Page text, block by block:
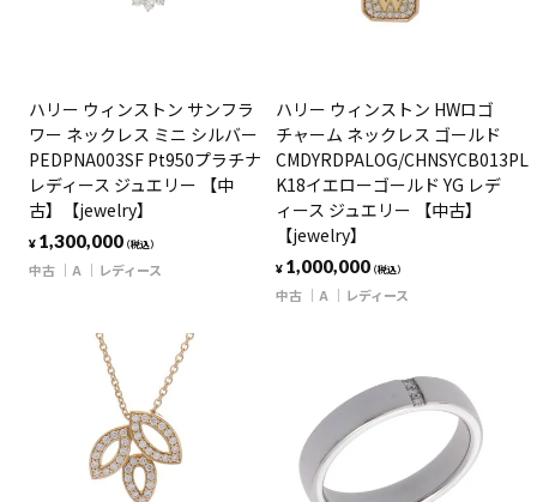
ハリー ウィンストン サンフラ
ワー ネックレス ミニ シルバー
PEDPNA003SF Pt950プラチナ
レディース ジュエリー 【中
古】【jewelry】
¥ 1,300,000（税込）
中古 A レディース
ハリー ウィンストン HWロゴ
チャーム ネックレス ゴールド
CMDYRDPALOG/CHNSYCB013PL
K18イエローゴールド YG レデ
ィース ジュエリー 【中古】
【jewelry】
¥ 1,000,000（税込）
中古 A レディース